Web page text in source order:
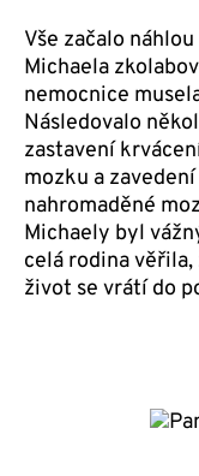
Vše začalo
Michaela
nemocnice
Následovalo
zastavení
mozku a
nahromaděné
Michaely byl
celá rodina
život se vrátí do